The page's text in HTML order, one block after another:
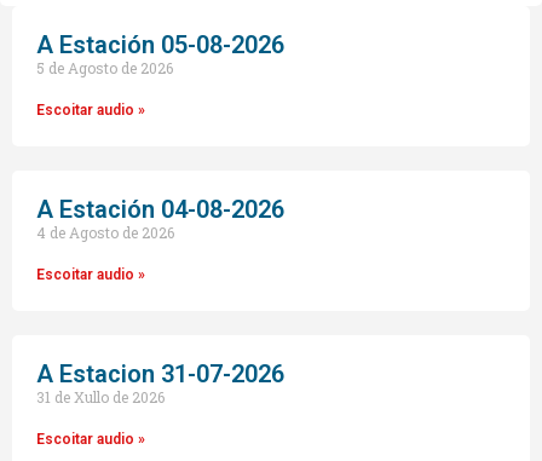
A Estación 05-08-2026
5 de Agosto de 2026
Escoitar audio »
A Estación 04-08-2026
4 de Agosto de 2026
Escoitar audio »
A Estacion 31-07-2026
31 de Xullo de 2026
Escoitar audio »